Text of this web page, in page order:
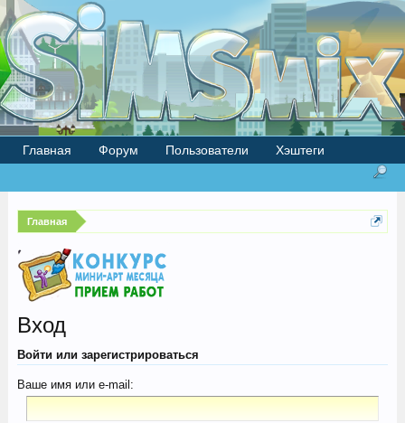
Главная
Вход
Войти или зарегистрироваться
Ваше имя или e-mail:
Главная Форум Пользователи Хэштеги